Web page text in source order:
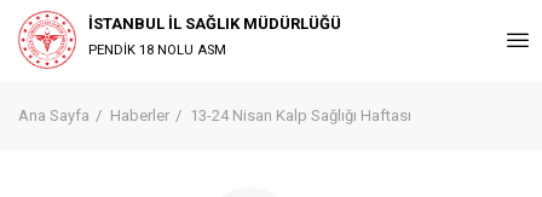
İSTANBUL İL SAĞLIK MÜDÜRLÜĞÜ
PENDİK 18 NOLU ASM
Ana Sayfa Haberler 13-24 Nisan Kalp Sağlığı Haftası